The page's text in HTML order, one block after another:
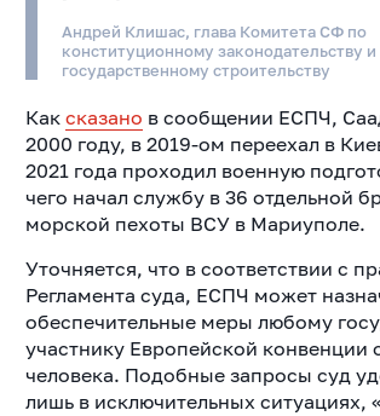
Андрей Клишас, глава Комитета СФ по
конституционному законодательству и
государственному строительству
Как сказано в сообщении ЕСПЧ,
2000 году, в 2019-ом переехал в
2021 года проходил военную
чего начал службу в 36 отдельной
морской пехоты ВСУ в Мариуполе.
Уточняется, что в соответствии с
Регламента суда, ЕСПЧ может
обеспечительные меры любому
участнику Европейской конвенции
человека. Подобные запросы суд
лишь в исключительных ситуациях,